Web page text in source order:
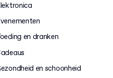
en dranken
en schoonheid